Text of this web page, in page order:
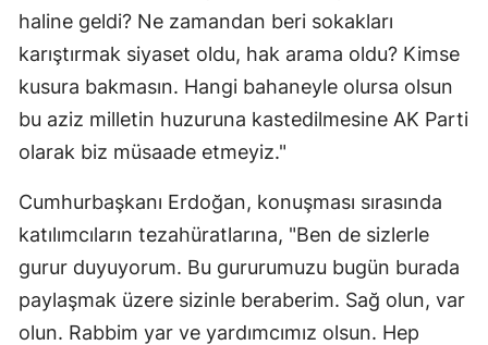
haline geldi? Ne zamandan beri sokakları
karıştırmak siyaset oldu, hak arama oldu? Kimse
kusura bakmasın. Hangi bahaneyle olursa olsun
bu aziz milletin huzuruna kastedilmesine AK Parti
olarak biz müsaade etmeyiz."
Cumhurbaşkanı Erdoğan, konuşması sırasında
katılımcıların tezahüratlarına, "Ben de sizlerle
gurur duyuyorum. Bu gururumuzu bugün burada
paylaşmak üzere sizinle beraberim. Sağ olun, var
olun. Rabbim yar ve yardımcımız olsun. Hep